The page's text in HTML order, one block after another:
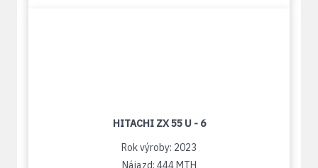
HITACHI ZX 55 U - 6
Rok výroby: 2023
Nájazd: 444 MTH